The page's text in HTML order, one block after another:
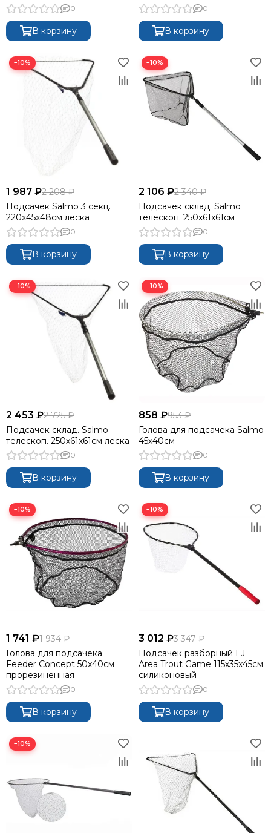
0
В корзину
0
В корзину
−10%
1 987 ₽2 208 ₽
Подсачек Salmo 3 секц.
220х45x48см леска
0
В корзину
−10%
2 106 ₽2 340 ₽
Подсачек склад. Salmo
телескоп. 250х61х61см
0
В корзину
−10%
2 453 ₽2 725 ₽
Подсачек склад. Salmo
телескоп. 250х61х61см леска
0
В корзину
−10%
858 ₽953 ₽
Голова для подсачека Salmo
45х40см
0
В корзину
−10%
1 741 ₽1 934 ₽
Голова для подсачека
Feeder Concept 50х40см
прорезиненная
0
В корзину
−10%
3 012 ₽3 347 ₽
Подсачек разборный LJ
Area Trout Game 115х35х45см
силиконовый
0
В корзину
−10%